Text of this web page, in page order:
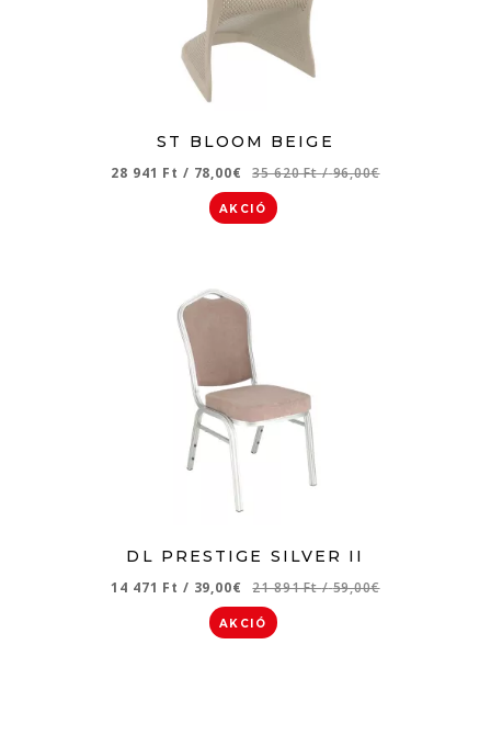
ST BLOOM BEIGE
28 941 Ft / 78,00€ 35 620 Ft/ 96,00€
AKCIÓ
DL PRESTIGE SILVER II
14 471 Ft / 39,00€ 21 891 Ft/ 59,00€
AKCIÓ